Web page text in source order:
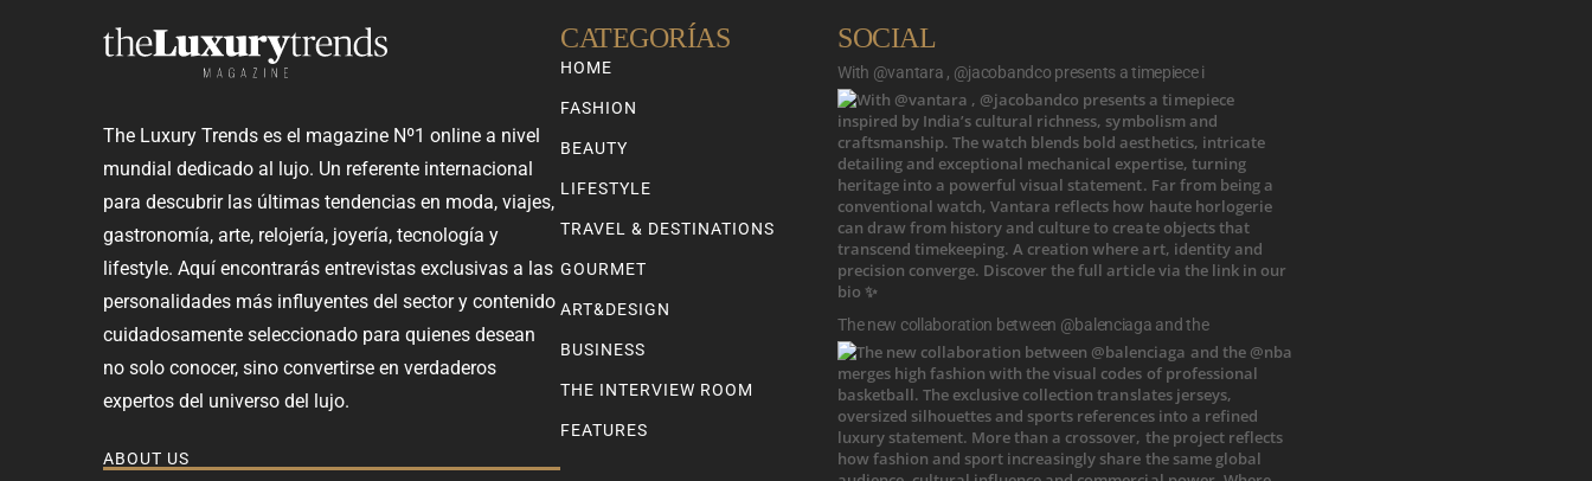
The Luxury Trends es el magazine Nº1 online a nivel
mundial dedicado al lujo. Un referente internacional
para descubrir las últimas tendencias en moda, viajes,
gastronomía, arte, relojería, joyería, tecnología y
lifestyle. Aquí encontrarás entrevistas exclusivas a las
personalidades más influyentes del sector y contenido
cuidadosamente seleccionado para quienes desean
no solo conocer, sino convertirse en verdaderos
expertos del universo del lujo.
ABOUT US
CATEGORÍAS
HOME
FASHION
BEAUTY
LIFESTYLE
TRAVEL & DESTINATIONS
GOURMET
ART&DESIGN
BUSINESS
THE INTERVIEW ROOM
FEATURES
SOCIAL
With @vantara , @jacobandco presents a timepiece i
The new collaboration between @balenciaga and the